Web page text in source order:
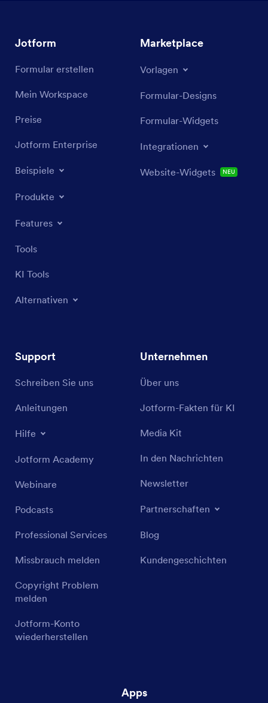
Jotform
Formular erstellen
Mein Workspace
Preise
Jotform Enterprise
Beispiele
Produkte
Features
Tools
KI Tools
Alternativen
Marketplace
Vorlagen
Formular-Designs
Formular-Widgets
Integrationen
Website-Widgets NEU
Support
Schreiben Sie uns
Anleitungen
Hilfe
Jotform Academy
Webinare
Podcasts
Professional Services
Missbrauch melden
Copyright Problem
melden
Jotform-Konto
wiederherstellen
Unternehmen
Über uns
Jotform-Fakten für KI
Media Kit
In den Nachrichten
Newsletter
Partnerschaften
Blog
Kundengeschichten
Apps